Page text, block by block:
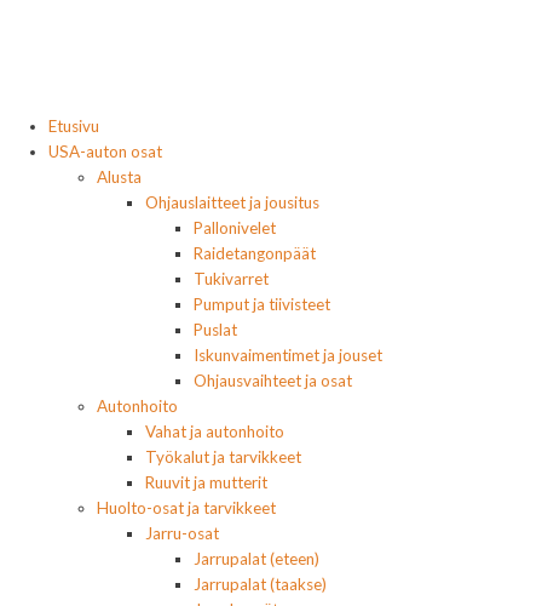
Etusivu
USA-auton osat
Alusta
Ohjauslaitteet ja jousitus
Pallonivelet
Raidetangonpäät
Tukivarret
Pumput ja tiivisteet
Puslat
Iskunvaimentimet ja jouset
Ohjausvaihteet ja osat
Autonhoito
Vahat ja autonhoito
Työkalut ja tarvikkeet
Ruuvit ja mutterit
Huolto-osat ja tarvikkeet
Jarru-osat
Jarrupalat (eteen)
Jarrupalat (taakse)